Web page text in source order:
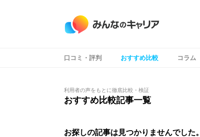
口コミ・評判 おすすめ比較 コラム
利用者の声をもとに徹底比較・検証
おすすめ比較記事一覧
お探しの記事は見つかりませんでした。